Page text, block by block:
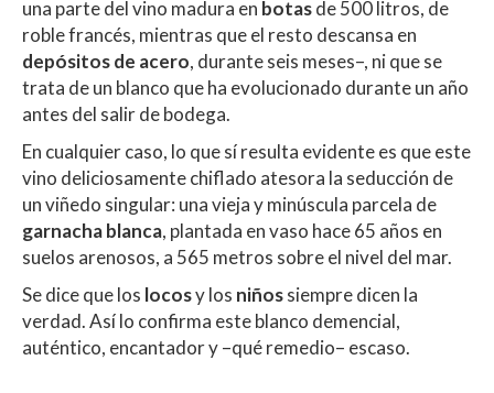
una parte del vino madura en botasde 500 litros, de
roble francés, mientras que el resto descansa en
depósitos de acero, durante seis meses–, ni que se
trata de un blanco que ha evolucionado durante un año
antes del salir de bodega.
En cualquier caso, lo que sí resulta evidente es que este
vino deliciosamente chiflado atesora la seducción de
un viñedo singular: una vieja y minúscula parcela de
garnacha blanca, plantada en vaso hace 65 años en
suelos arenosos, a 565 metros sobre el nivel del mar.
Se dice que los locosy los niñossiempre dicen la
verdad. Así lo confirma este blanco demencial,
auténtico, encantador y –qué remedio– escaso.